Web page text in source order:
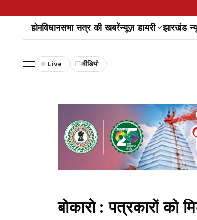
होमविधानसभा सत्र की खबरेंन्यूज़ डायरी झारखंड
Live वीडियो
बोकारो : पत्रकारों को